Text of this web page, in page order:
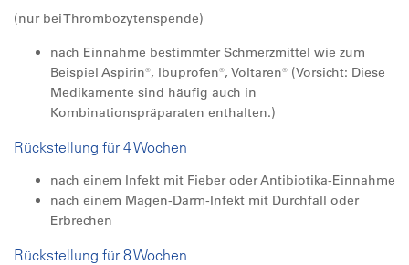
(nur bei Thrombozytenspende)
nach Einnahme bestimmter Schmerzmittel wie zum
Beispiel Aspirin®, Ibuprofen®, Voltaren® (Vorsicht: Diese
Medikamente sind häufig auch in
Kombinationspräparaten enthalten.)
Rückstellung für 4 Wochen
nach einem Infekt mit Fieber oder Antibiotika-Einnahme
nach einem Magen-Darm-Infekt mit Durchfall oder
Erbrechen
Rückstellung für 8 Wochen